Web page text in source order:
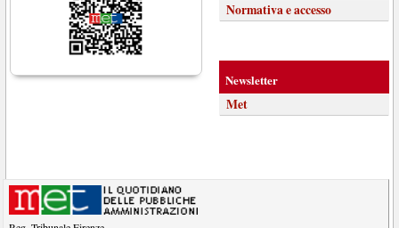
Normativa e accesso
Newsletter
Met